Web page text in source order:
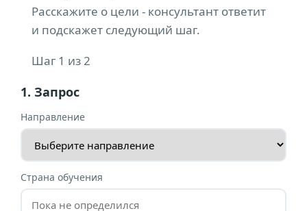
Расскажите о цели - консультант ответит
и подскажет следующий шаг.
Шаг 1 из 2
1. Запрос
Направление
Страна обучения